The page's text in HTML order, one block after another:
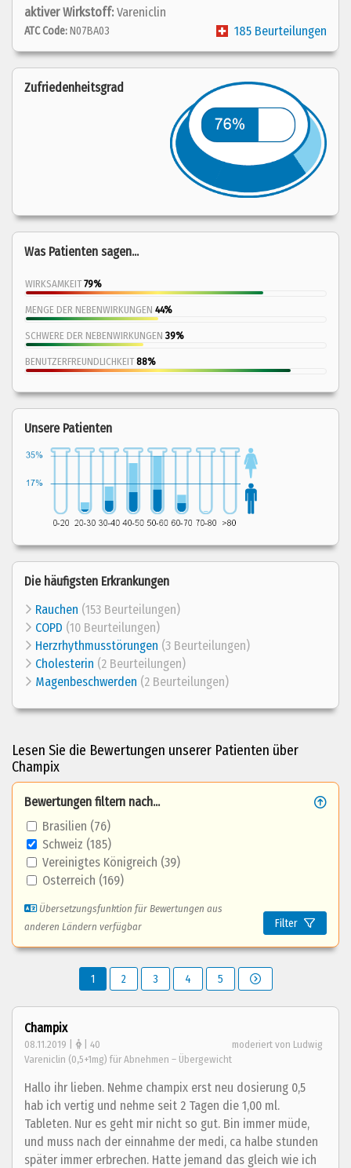
aktiver Wirkstoff: Vareniclin
185 Beurteilungen
ATC Code:N07BA03
Zufriedenheitsgrad
Was Patienten sagen...
WIRKSAMKEIT79%
MENGE DER NEBENWIRKUNGEN 44%
SCHWERE DER NEBENWIRKUNGEN 39%
BENUTZERFREUNDLICHKEIT88%
Unsere Patienten
Die häufigsten Erkrankungen
Rauchen (153 Beurteilungen)
COPD (10 Beurteilungen)
Herzrhythmusstörungen (3 Beurteilungen)
Cholesterin (2 Beurteilungen)
Magenbeschwerden (2 Beurteilungen)
Lesen Sie die Bewertungen unserer Patienten über
Champix
Bewertungen filtern nach...
Brasilien (76)
Schweiz (185)
Vereinigtes Königreich (39)
Osterreich (169)
Übersetzungsfunktion für Bewertungen aus
anderen Ländern verfügbar
Filter
1 2 3 4 5
Champix
08.11.2019 | | 40
moderiert von Ludwig
Vareniclin (0,5+1mg) für Abnehmen – Übergewicht
Hallo ihr lieben. Nehme champix erst neu dosierung 0,5
hab ich vertig und nehme seit 2 Tagen die 1,00 ml.
Tableten. Nur es geht mir nicht so gut. Bin immer müde,
und muss nach der einnahme der medi, ca halbe stunden
später immer erbrechen. Hatte jemand das gleich wie ich